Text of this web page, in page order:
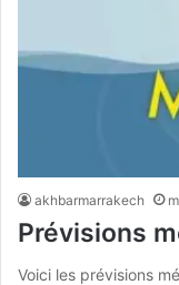
akhbarmarrakech
Prévisions
Voici les prévisions